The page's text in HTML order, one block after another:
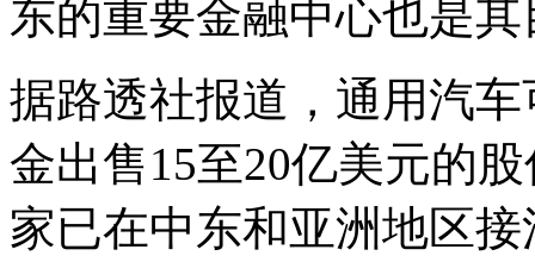
东的重要金融中心也是
据路透社报道，通用汽
金出售15至20亿美元的
家已在中东和亚洲地区